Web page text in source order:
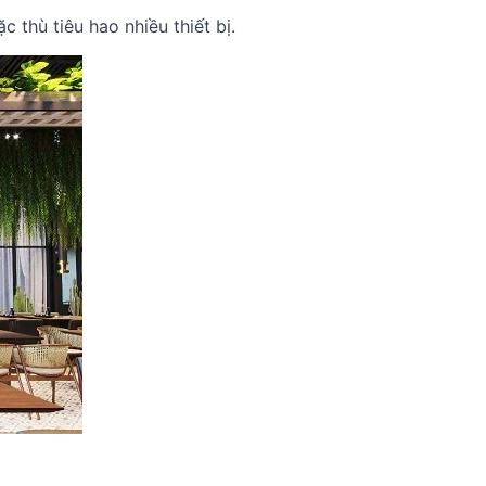
thù tiêu hao nhiều thiết bị.